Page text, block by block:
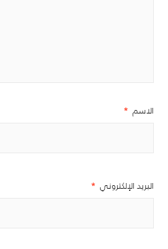
الاسم *
البريد الإلكتروني *